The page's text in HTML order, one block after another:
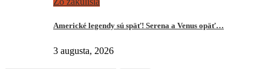
Americké legendy sú späť! Serena a Venus opäť…
3 augusta, 2026